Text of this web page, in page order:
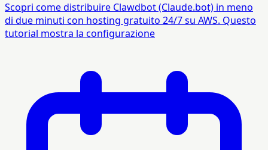
Scopri come distribuire Clawdbot (Claude.bot) in meno
di due minuti con hosting gratuito 24/7 su AWS. Questo
tutorial mostra la configurazione